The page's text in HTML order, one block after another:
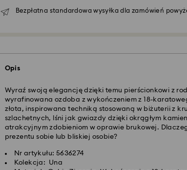
Bezpłatna standardowa wysyłka dla zamówień
Opis
Wyraź swoją elegancję dzięki temu pierścionkowi z
wyrafinowana ozdoba z wykończeniem z 18-
złota, inspirowana techniką stosowaną w biżuterii z
szlachetnych, lśni jak gwiazdy dzięki okrągłym
atrakcyjnym zdobieniom w oprawie brukowej.
prezentu sobie lub bliskiej osobie?
Nr artykułu: 5636274
Kolekcja: Una
Standardowy czas dostawy: 3 dni robocze po
Koszt dostawy standardowej: 25 PLN
Bezpłatna standardowa wysyłka dla zamówień
Dostawy ekspresowej -FedEx
czasu CET zostaną przetworzone i wysłane tego
Czas dostawy ekspresowej: 1-2 dni robocze po